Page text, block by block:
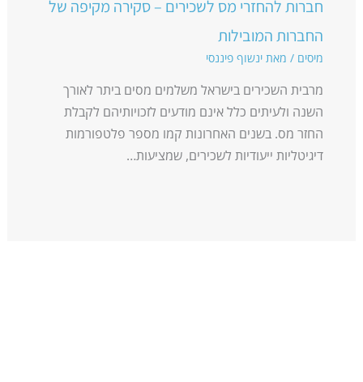
חברות להחזרי מס לשכירים – סקירה מקיפה של
החברות המובילות
מיסים / מאת ינשוף פיננסי
מרבית השכירים בישראל משלמים מסים ביתר לאורך
השנה ולעיתים כלל אינם מודעים לזכויותיהם לקבלת
החזר מס. בשנים האחרונות קמו מספר פלטפורמות
דיגיטליות ייעודיות לשכירים, שמציעות…